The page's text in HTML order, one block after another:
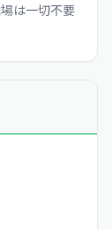
は一切不要